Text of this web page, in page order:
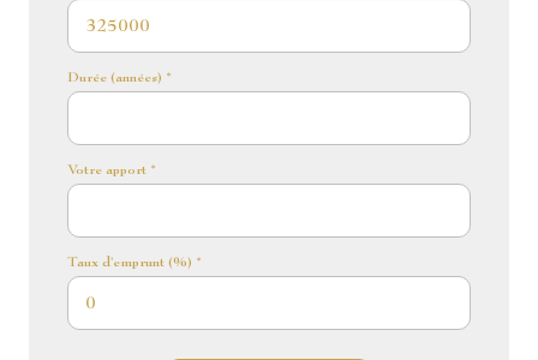
Durée (années) *
Votre apport *
Taux d'emprunt (%) *